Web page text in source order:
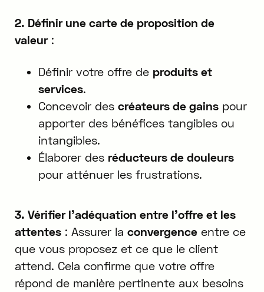
2. Définir une carte de proposition de
valeur:
Définir votre offre de produits et
services.
Concevoir des créateurs de gainspour
apporter des bénéfices tangibles ou
intangibles.
Élaborer des réducteurs de douleurs
pour atténuer les frustrations.
3. Vérifier l'adéquation entre l'offre et les
attentes: Assurer la convergenceentre ce
que vous proposez et ce que le client
attend. Cela confirme que votre offre
répond de manière pertinente aux besoins